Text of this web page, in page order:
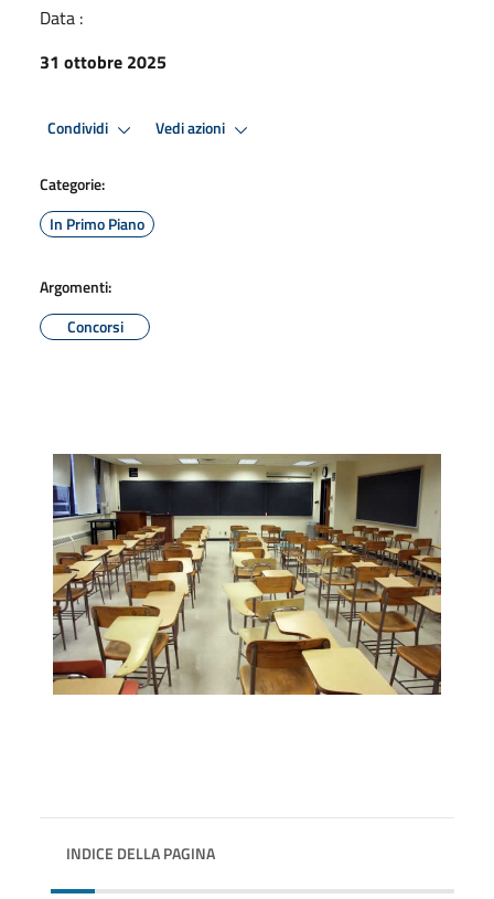
Data :
31 ottobre 2025
Condividi Vedi azioni
Categorie:
In Primo Piano
Argomenti:
Concorsi
INDICE DELLA PAGINA